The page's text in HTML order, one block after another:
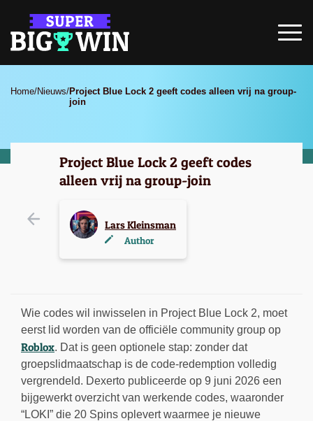
Home/Nieuws/Project Blue Lock 2 geeft codes alleen vrij na group-
join
Project Blue Lock 2 geeft codes
alleen vrij na group-join
Lars Kleinsman
Author
Wie codes wil inwisselen in Project Blue Lock 2, moet
eerst lid worden van de officiële community group op
Roblox. Dat is geen optionele stap: zonder dat
groepslidmaatschap is de code-redemption volledig
vergrendeld. Dexerto publiceerde op 9 juni 2026 een
bijgewerkt overzicht van werkende codes, waaronder
“LOKI” die 20 Spins oplevert waarmee je nieuwe